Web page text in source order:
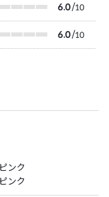
6.0/10
6.0/10
ンク
ンク